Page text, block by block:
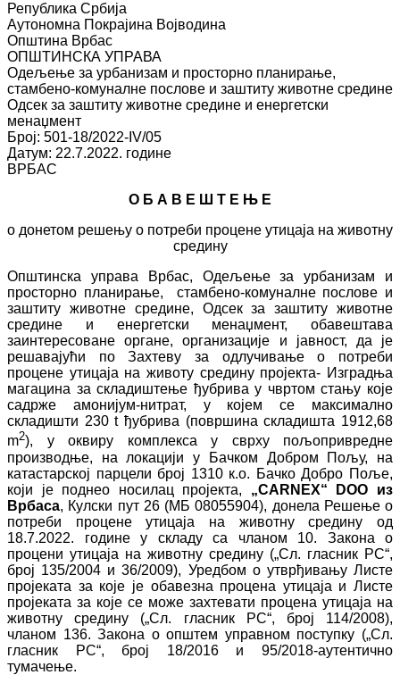
Република Србија
Аутономна Покрајина Војводина
Општина Врбас
ОПШТИНСКА УПРАВА
Одељење за урбанизам и просторно планирање,
стамбено-комуналне послове и заштиту животне средине
Одсек за заштиту животне средине и енергетски
менаџмент
Број: 501-18/2022-IV/05
Датум: 22.7.2022. године
ВРБАС
О Б А В Е Ш Т Е Њ Е
о донетом решењу о потреби процене утицаја на животну
средину
Општинска управа Врбас, Одељење за урбанизам и
просторно планирање, стамбено-комуналне послове и
заштиту животне средине, Одсек за заштиту животне
средине и енергетски менаџмент, обавештава
заинтересоване органе, организације и јавност, да је
решавајући по Захтеву за одлучивање о потреби
процене утицаја на животу средину пројекта- Изградња
магацина за складиштење ђубрива у чвртом стању које
садрже амонијум-нитрат, у којем се максимално
складишти 230 t ђубрива (површина складишта 1912,68
m2), у оквиру комплекса у сврху пољопривредне
производње, на локацији у Бачком Добром Пољу, на
катастарској парцели број 1310 к.о. Бачко Добро Поље,
који је поднео носилац пројекта, „CARNEX“ DOO из
Врбаса, Кулски пут 26 (МБ 08055904), донела Решење о
потреби процене утицаја на животну средину од
18.7.2022. године у складу са чланом 10. Закона о
процени утицаја на животну средину („Сл. гласник РС“,
број 135/2004 и 36/2009), Уредбом о утврђивању Листе
пројеката за које је обавезна процена утицаја и Листе
пројеката за које се може захтевати процена утицаја на
животну средину („Сл. гласник РС“, број 114/2008),
чланом 136. Закона о општем управном поступку („Сл.
гласник РС“, број 18/2016 и 95/2018-аутентично
тумачење.